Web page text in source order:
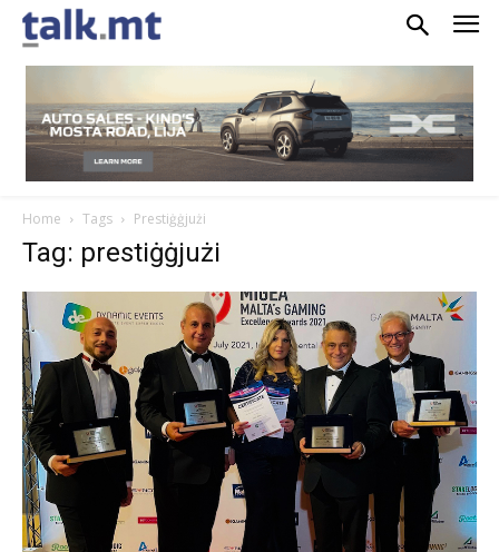
Home Tags Prestiġġjużi
Tag: prestiġġjużi